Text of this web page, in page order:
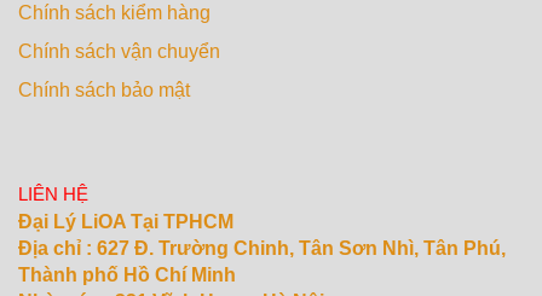
Chính sách kiểm hàng
Chính sách vận chuyển
Chính sách bảo mật
LIÊN HỆ
Đại Lý LiOA Tại TPHCM
Địa chỉ : 627 Đ. Trường Chinh, Tân Sơn Nhì, Tân Phú,
Thành phố Hồ Chí Minh